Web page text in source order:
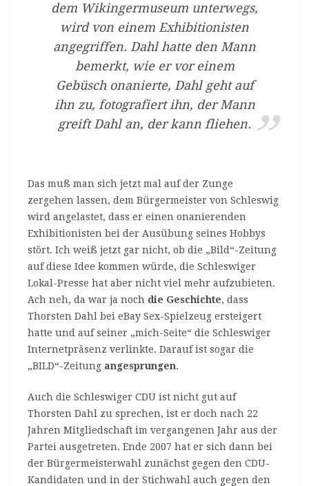
dem Wikingermuseum unterwegs,
wird von einem Exhibitionisten
angegriffen. Dahl hatte den Mann
bemerkt, wie er vor einem
Gebüsch onanierte, Dahl geht auf
ihn zu, fotografiert ihn, der Mann
greift Dahl an, der kann fliehen.
Das muß man sich jetzt mal auf der Zunge
zergehen lassen, dem Bürgermeister von Schleswig
wird angelastet, dass er einen onanierenden
Exhibitionisten bei der Ausübung seines Hobbys
stört. Ich weiß jetzt gar nicht, ob die „Bild“-Zeitung
auf diese Idee kommen würde, die Schleswiger
Lokal-Presse hat aber nicht viel mehr aufzubieten.
Ach neh, da war ja noch die Geschichte, dass
Thorsten Dahl bei eBay Sex-Spielzeug ersteigert
hatte und auf seiner „mich-Seite“ die Schleswiger
Internetpräsenz verlinkte. Darauf ist sogar die
„BILD“-Zeitung angesprungen.
Auch die Schleswiger CDU ist nicht gut auf
Thorsten Dahl zu sprechen, ist er doch nach 22
Jahren Mitgliedschaft im vergangenen Jahr aus der
Partei ausgetreten. Ende 2007 hat er sich dann bei
der Bürgermeisterwahl zunächst gegen den CDU-
Kandidaten und in der Stichwahl auch gegen den